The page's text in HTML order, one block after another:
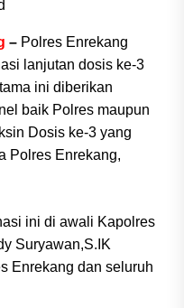
– Polres Enrekang
lanjutan dosis ke-3
ini diberikan
baik Polres maupun
Dosis ke-3 yang
Polres Enrekang,
ini di awali Kapolres
Suryawan,S.IK
Enrekang dan seluruh